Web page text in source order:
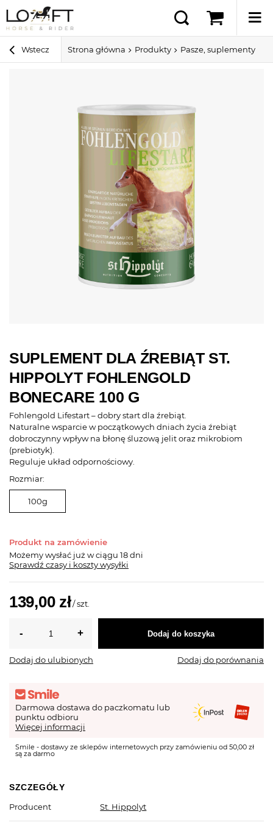
Wstecz Strona główna Produkty Pasze, suplementy i
SUPLEMENT DLA ŹREBIĄT ST.
HIPPOLYT FOHLENGOLD
BONECARE 100 G
Fohlengold Lifestart – dobry start dla źrebiąt.
Naturalne wsparcie w początkowych dniach życia źrebiąt
dobroczynny wpływ na błonę śluzową jelit oraz mikrobiom
(prebiotyk).
Reguluje układ odpornościowy.
Rozmiar:
100g
Produkt na zamówienie
Możemy wysłać już w ciągu 18 dni
Sprawdź czasy i koszty wysyłki
139,00 zł/szt.
Dodaj do koszyka
Dodaj do ulubionych Dodaj do porównania
Darmowa dostawa do paczkomatu lub
punktu odbioru
Więcej informacji
Smile - dostawy ze sklepów internetowych przy zamówieniu od 50,00 zł
są za darmo
SZCZEGÓŁY
Producent
St. Hippolyt